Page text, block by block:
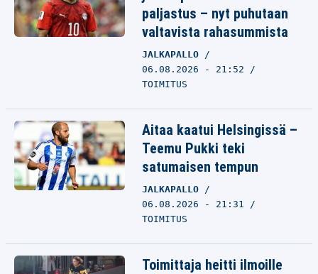
paljastus – nyt puhutaan
valtavista rahasummista
JALKAPALLO
06.08.2026 - 21:52
TOIMITUS
Aitaa kaatui Helsingissä –
Teemu Pukki teki
satumaisen tempun
JALKAPALLO
06.08.2026 - 21:31
TOIMITUS
Toimittaja heitti ilmoille